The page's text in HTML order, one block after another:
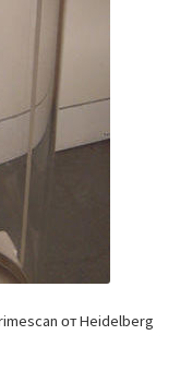
от Heidelberg